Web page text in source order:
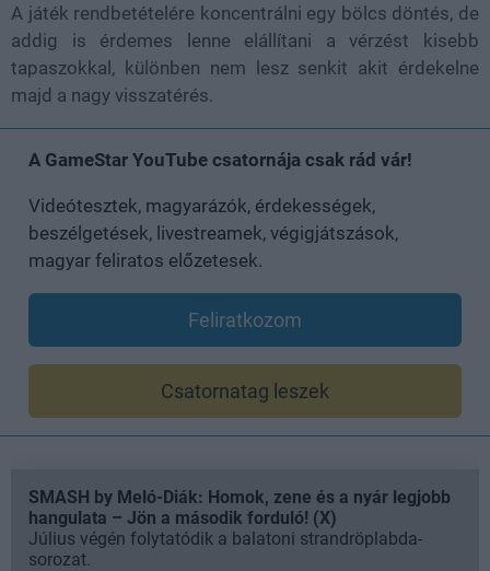
A játék rendbetételére koncentrálni egy bölcs döntés, de
addig is érdemes lenne elállítani a vérzést kisebb
tapaszokkal, különben nem lesz senkit akit érdekelne
majd a nagy visszatérés.
A GameStar YouTube csatornája csak rád vár!
Videótesztek, magyarázók, érdekességek,
beszélgetések, livestreamek, végigjátszások,
magyar feliratos előzetesek.
Feliratkozom
Csatornatag leszek
SMASH by Meló-Diák: Homok, zene és a nyár legjobb
hangulata – Jön a második forduló! (X)
Július végén folytatódik a balatoni strandröplabda-
sorozat.